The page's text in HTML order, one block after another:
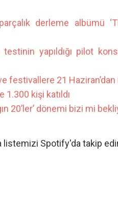
derleme albümü
testinin yapıldığı pilot
festivallere 21 Haziran’dan
kişi katıldı
20’ler’ dönemi bizi mi
listemizi Spotify'da takip